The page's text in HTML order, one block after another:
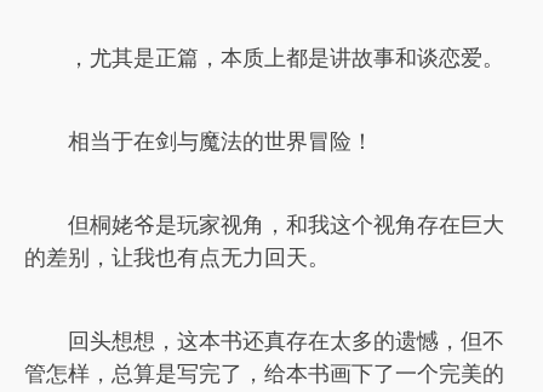
，尤其是正篇，本质上都是讲故事和谈恋爱。
相当于在剑与魔法的世界冒险！
但桐姥爷是玩家视角，和我这个视角存在巨大
的差别，让我也有点无力回天。
回头想想，这本书还真存在太多的遗憾，但不
管怎样，总算是写完了，给本书画下了一个完美的